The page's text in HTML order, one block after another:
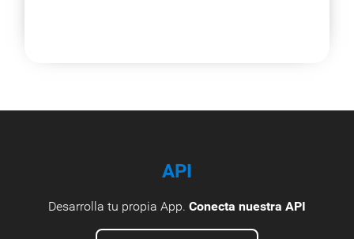
API
Desarrolla tu propia App. Conecta nuestra API